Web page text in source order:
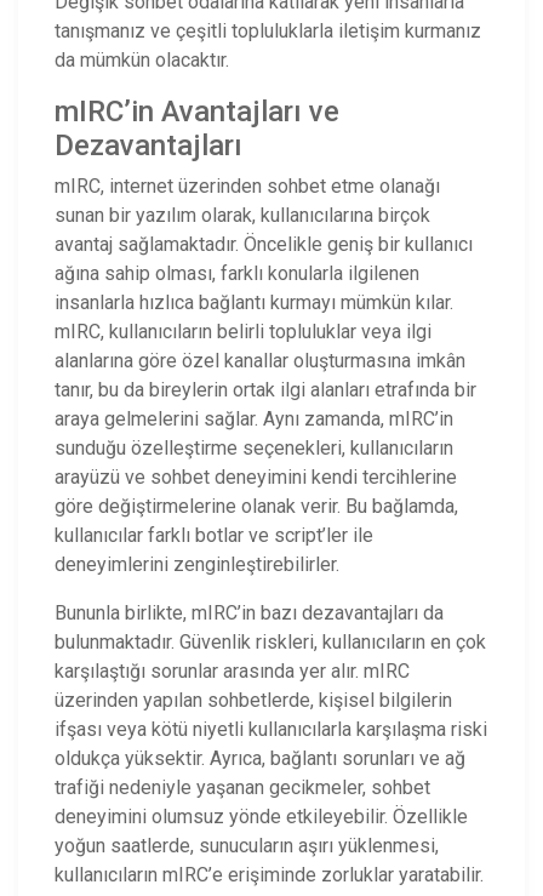
tanışmanız ve çeşitli topluluklarla iletişim kurmanız
da mümkün olacaktır.
mIRC’in Avantajları ve
Dezavantajları
mIRC, internet üzerinden sohbet etme olanağı
sunan bir yazılım olarak, kullanıcılarına birçok
avantaj sağlamaktadır. Öncelikle geniş bir kullanıcı
ağına sahip olması, farklı konularla ilgilenen
insanlarla hızlıca bağlantı kurmayı mümkün kılar.
mIRC, kullanıcıların belirli topluluklar veya ilgi
alanlarına göre özel kanallar oluşturmasına imkân
tanır, bu da bireylerin ortak ilgi alanları etrafında bir
araya gelmelerini sağlar. Aynı zamanda, mIRC’in
sunduğu özelleştirme seçenekleri, kullanıcıların
arayüzü ve sohbet deneyimini kendi tercihlerine
göre değiştirmelerine olanak verir. Bu bağlamda,
kullanıcılar farklı botlar ve script’ler ile
deneyimlerini zenginleştirebilirler.
Bununla birlikte, mIRC’in bazı dezavantajları da
bulunmaktadır. Güvenlik riskleri, kullanıcıların en çok
karşılaştığı sorunlar arasında yer alır. mIRC
üzerinden yapılan sohbetlerde, kişisel bilgilerin
ifşası veya kötü niyetli kullanıcılarla karşılaşma riski
oldukça yüksektir. Ayrıca, bağlantı sorunları ve ağ
trafiği nedeniyle yaşanan gecikmeler, sohbet
deneyimini olumsuz yönde etkileyebilir. Özellikle
yoğun saatlerde, sunucuların aşırı yüklenmesi,
kullanıcıların mIRC’e erişiminde zorluklar yaratabilir.